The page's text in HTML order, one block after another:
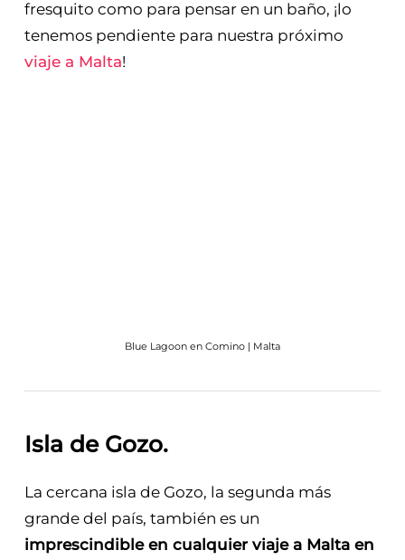
fresquito como para pensar en un baño, ¡lo
tenemos pendiente para nuestra próximo
viaje a Malta!
Blue Lagoon en Comino | Malta
Isla de Gozo.
La cercana isla de Gozo, la segunda más
grande del país, también es un
imprescindible en cualquier viaje a Malta en